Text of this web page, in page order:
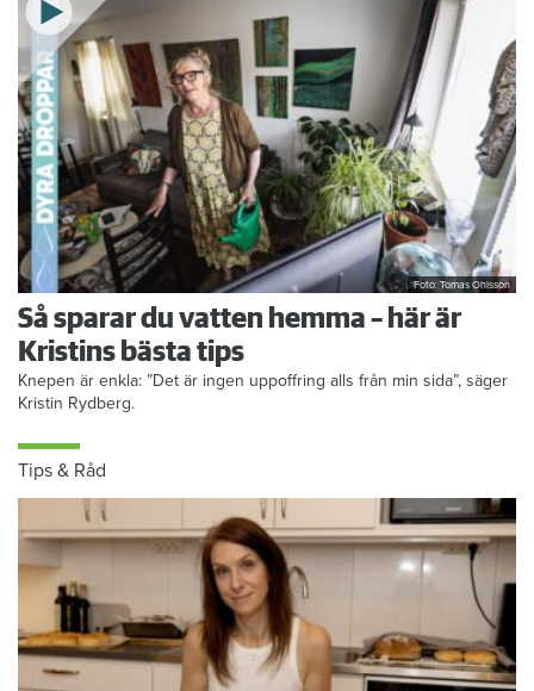
Foto: Tomas Ohlsson
Så sparar du vatten hemma – här är
Kristins bästa tips
Knepen är enkla: ”Det är ingen uppoffring alls från min sida”, säger
Tips & Råd